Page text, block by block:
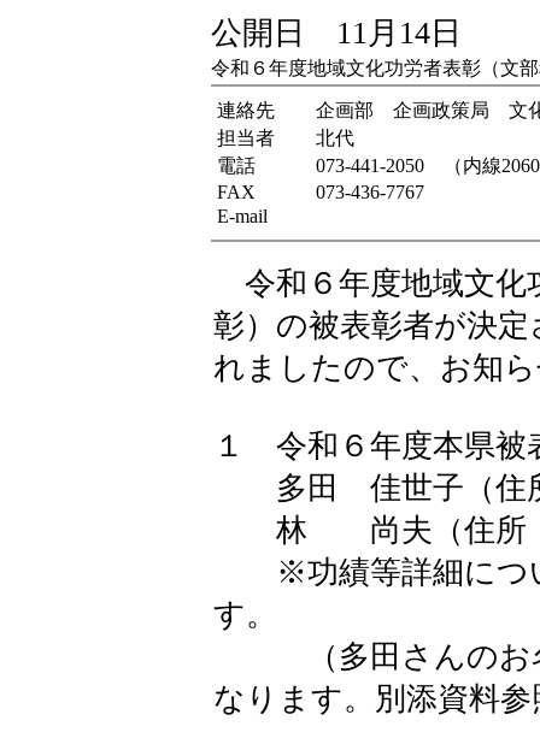
公開日 11月14日
令和６年度地域文化功労者表彰（文
連絡先
企画部 企画政策局 文
担当者
北代
電話
073-441-2050 （内線
FAX
073-436-7767
E-mail
令和６年度地域文化
彰）の被表彰者が決定
れましたので、お知
１ 令和６年度本県被
多田 佳世子（住
林 尚夫（住所：
※功績等詳細につ
す。
（多田さんのお名
なります。別添資料参